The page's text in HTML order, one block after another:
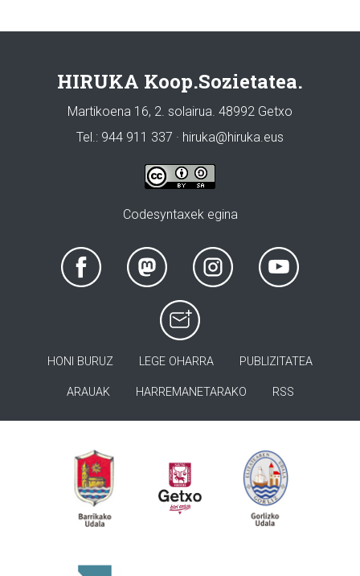
HIRUKA Koop.Sozietatea.
Martikoena 16, 2. solairua. 48992 Getxo
Tel.: 944 911 337 · hiruka@hiruka.eus
Codesyntaxek egina
HONI BURUZ LEGE OHARRA PUBLIZITATEA
ARAUAK HARREMANETARAKO RSS